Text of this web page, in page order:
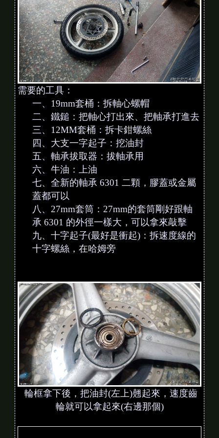
需要的工具：
一、19mm套桶：拆軸心螺帽
二、鐵鎚：把軸心打出來、把軸承打進去
三、12MM套桶：拆卡鉗螺絲
四、大支一字起子：挖油封
五、軸承拔取器：拔軸承用
六、牛油：上油
七、全新的軸承 6301 二顆，膠蓋或金屬
蓋都可以
八、27mm套筒：27mm的套筒剛好跟軸
承 6301 的外徑一樣大，可以拿來敲擊
九、十字起子(最好是衝起)：拆速度線的
十字螺絲，在哈姆旁
輪框拿下後，把油封(左上)翹起來，速度齒
輪就可以拿起來(右邊那個)